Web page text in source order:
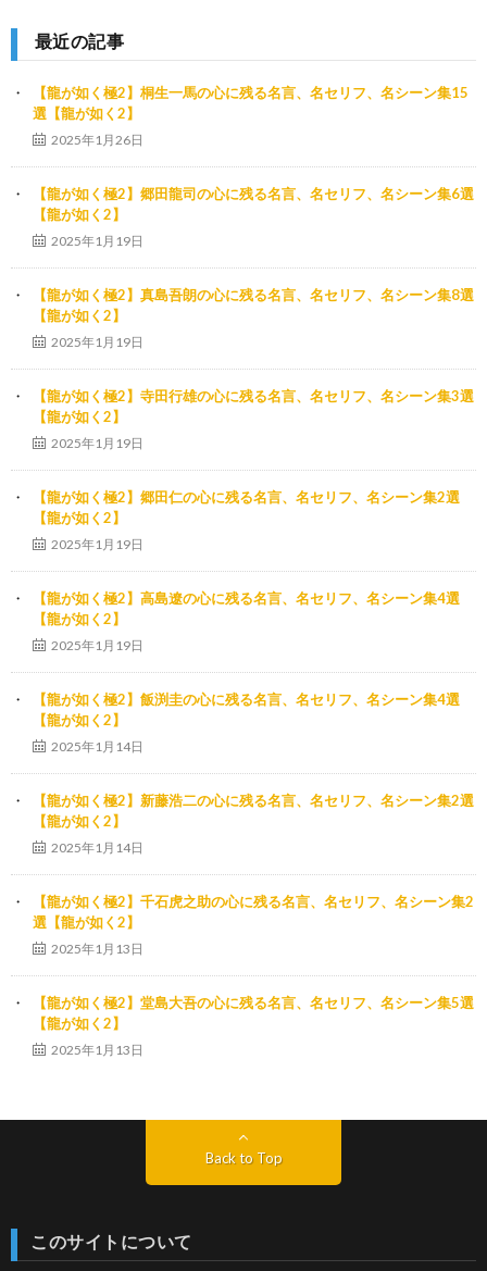
最近の記事
【龍が如く極2】桐生一馬の心に残る名言、名セリフ、名シーン集15
選【龍が如く2】
2025年1月26日
【龍が如く極2】郷田龍司の心に残る名言、名セリフ、名シーン集6選
【龍が如く2】
2025年1月19日
【龍が如く極2】真島吾朗の心に残る名言、名セリフ、名シーン集8選
【龍が如く2】
2025年1月19日
【龍が如く極2】寺田行雄の心に残る名言、名セリフ、名シーン集3選
【龍が如く2】
2025年1月19日
【龍が如く極2】郷田仁の心に残る名言、名セリフ、名シーン集2選
【龍が如く2】
2025年1月19日
【龍が如く極2】高島遼の心に残る名言、名セリフ、名シーン集4選
【龍が如く2】
2025年1月19日
【龍が如く極2】飯渕圭の心に残る名言、名セリフ、名シーン集4選
【龍が如く2】
2025年1月14日
【龍が如く極2】新藤浩二の心に残る名言、名セリフ、名シーン集2選
【龍が如く2】
2025年1月14日
【龍が如く極2】千石虎之助の心に残る名言、名セリフ、名シーン集2
選【龍が如く2】
2025年1月13日
【龍が如く極2】堂島大吾の心に残る名言、名セリフ、名シーン集5選
【龍が如く2】
2025年1月13日
Back to Top
このサイトについて